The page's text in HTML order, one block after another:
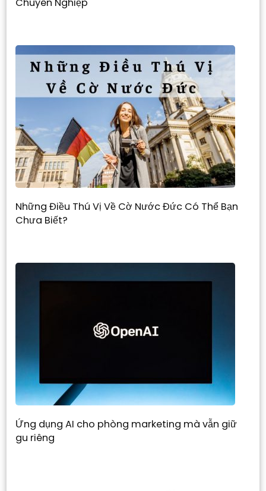
Chuyên Nghiệp
Những Điều Thú Vị Về Cờ Nước Đức Có Thể Bạn
Chưa Biết?
Ứng dụng AI cho phòng marketing mà vẫn giữ
gu riêng